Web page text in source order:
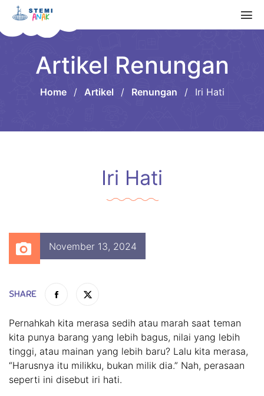
Artikel Renungan
Home / Artikel / Renungan / Iri Hati
Iri Hati
November 13, 2024
SHARE
Pernahkah kita merasa sedih atau marah saat teman
kita punya barang yang lebih bagus, nilai yang lebih
tinggi, atau mainan yang lebih baru? Lalu kita merasa,
“Harusnya itu milikku, bukan milik dia.” Nah, perasaan
seperti ini disebut iri hati.